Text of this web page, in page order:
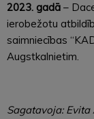
2023. gadā –
ierobežotu
saimniecības
Augstkalnietim.
Sagatavoja: Evita